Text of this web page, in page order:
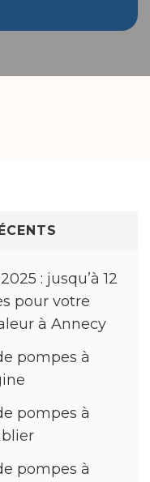
: jusqu’à 12
pour votre
à Annecy
pompes à
pompes à
pompes à